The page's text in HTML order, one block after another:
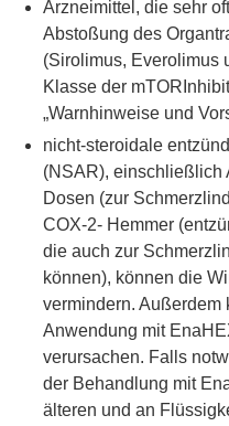
Arzneimittel, die sehr
Abstoßung des
(Sirolimus, Everolimus
Klasse der
„Warnhinweise und
nicht-steroidale
(NSAR), einschließlich
Dosen (zur
COX-2- Hemmer
die auch zur
können), können die
vermindern. Außerdem
Anwendung mit
verursachen. Falls
der Behandlung mit
älteren und an